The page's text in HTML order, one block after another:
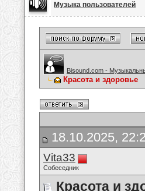
Музыка пользователей
Bisound.com -
Красота и здоровье
18.10.2025,
Vita33
Собеседник
Красота и